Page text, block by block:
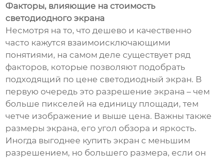
Факторы, влияющие на стоимость
светодиодного экрана
Несмотря на то, что дешево и качественно
часто кажутся взаимоисключающими
понятиями, на самом деле существует ряд
факторов, которые позволяют подобрать
подходящий по цене светодиодный экран. В
первую очередь это разрешение экрана – чем
больше пикселей на единицу площади, тем
четче изображение и выше цена. Важны также
размеры экрана, его угол обзора и яркость.
Иногда выгоднее купить экран с меньшим
разрешением, но большего размера, если он